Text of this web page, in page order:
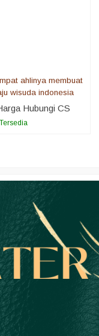
ahlinya membuat
wisuda indonesia
Hubungi CS
Tersedia